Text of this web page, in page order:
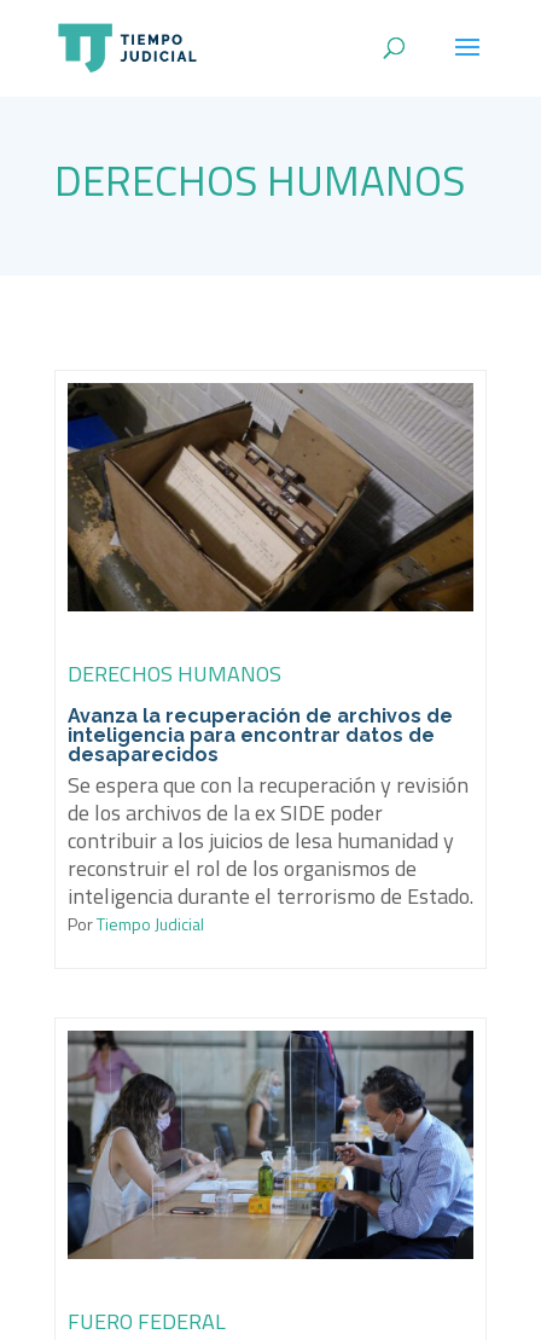
DERECHOS HUMANOS
DERECHOS HUMANOS
Avanza la recuperación de archivos de
inteligencia para encontrar datos de
desaparecidos
Se espera que con la recuperación y revisión
de los archivos de la ex SIDE poder
contribuir a los juicios de lesa humanidad y
reconstruir el rol de los organismos de
inteligencia durante el terrorismo de Estado.
PorTiempo Judicial
FUERO FEDERAL